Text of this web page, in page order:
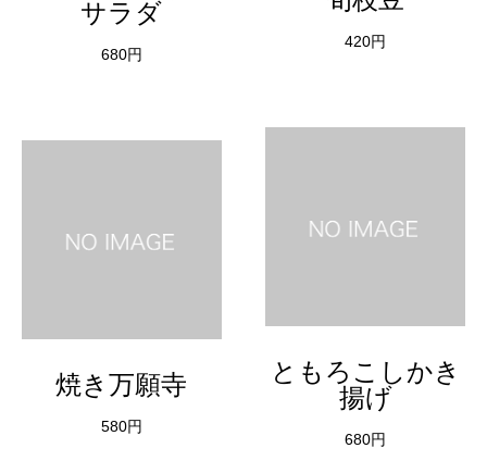
サラダ
680円
420円
焼き万願寺
580円
ともろこしかき
揚げ
680円